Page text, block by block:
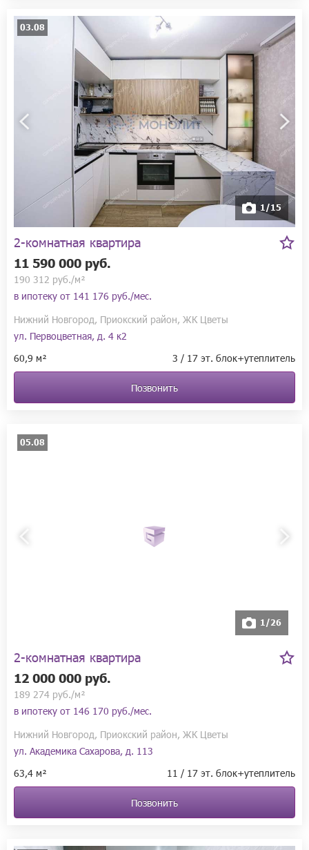
03.08
1/15
2-комнатная квартира
11 590 000 руб.
190 312 руб./м²
в ипотеку от 141 176 руб./мес.
Нижний Новгород, Приокский район, ЖК Цветы
ул. Первоцветная, д. 4 к2
60,9 м²
3 / 17 эт. блок+утеплитель
Позвонить
05.08
1/26
2-комнатная квартира
12 000 000 руб.
189 274 руб./м²
в ипотеку от 146 170 руб./мес.
Нижний Новгород, Приокский район, ЖК Цветы
ул. Академика Сахарова, д. 113
63,4 м²
11 / 17 эт. блок+утеплитель
Позвонить